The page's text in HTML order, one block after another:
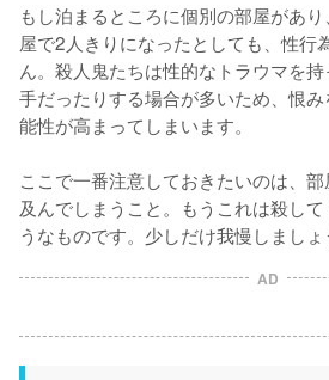
もし泊まるところに個別の部屋があ
屋で2人きりになったとしても、性行
ん。殺人鬼たちは性的なトラウマを
手だったりする場合が多いため、恨
能性が高まってしまいます。
ここで一番注意しておきたいのは、
及んでしまうこと。もうこれは殺し
うなものです。少しだけ我慢しましょ
AD